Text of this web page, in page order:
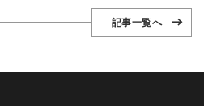
記事一覧へ